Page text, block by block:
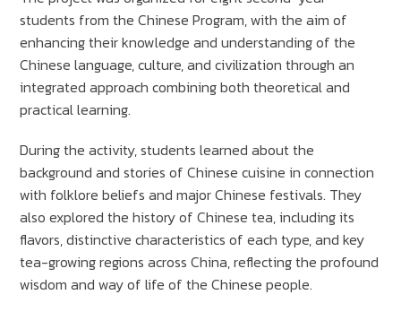
students from the Chinese Program, with the aim of
enhancing their knowledge and understanding of the
Chinese language, culture, and civilization through an
integrated approach combining both theoretical and
practical learning.
During the activity, students learned about the
background and stories of Chinese cuisine in connection
with folklore beliefs and major Chinese festivals. They
also explored the history of Chinese tea, including its
flavors, distinctive characteristics of each type, and key
tea-growing regions across China, reflecting the profound
wisdom and way of life of the Chinese people.